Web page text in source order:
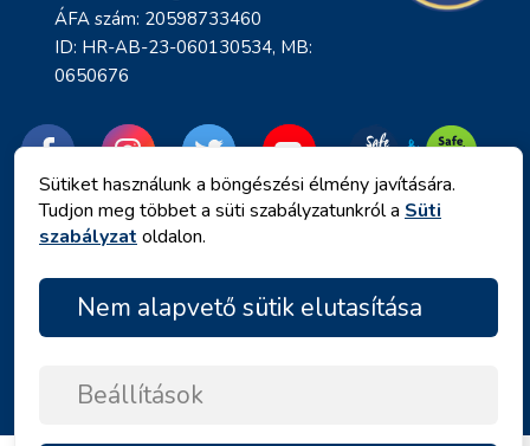
ÁFA szám: 20598733460
ID: HR-AB-23-060130534, MB:
0650676
Copyright © 2026 by Angelina Tours d.o.o.
Sütiket használunk a böngészési élmény javítására.
Tudjon meg többet a süti szabályzatunkról a Süti
szabályzat oldalon.
Nem alapvető sütik elutasítása
Beállítások